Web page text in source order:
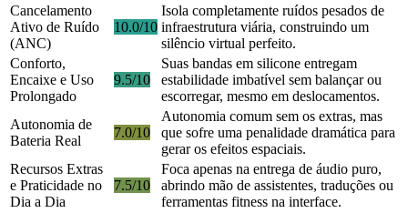
Cancelamento
Ativo de Ruído
(ANC)
10.0/10
Isola completamente ruídos pesados de
infraestrutura viária, construindo um
silêncio virtual perfeito.
Conforto,
Encaixe e Uso
Prolongado
9.5/10
Suas bandas em silicone entregam
estabilidade imbatível sem balançar ou
escorregar, mesmo em deslocamentos.
Autonomia de
Bateria Real
7.0/10
Autonomia comum sem os extras, mas
que sofre uma penalidade dramática para
gerar os efeitos espaciais.
Recursos Extras
e Praticidade no
Dia a Dia
7.5/10
Foca apenas na entrega de áudio puro,
abrindo mão de assistentes, traduções ou
ferramentas fitness na interface.